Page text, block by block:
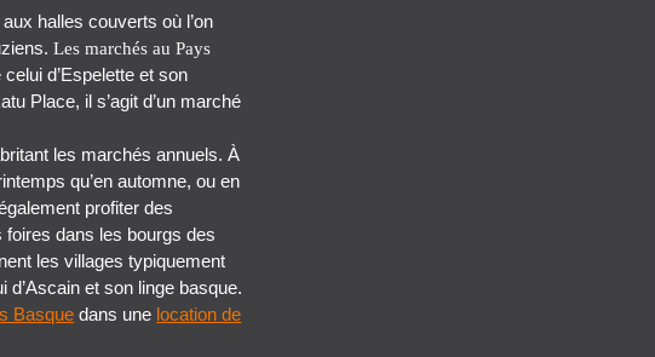
halles couverts où l’on
Les marchés au Pays
d’Espelette et son
Place, il s’agit d’un marché
les marchés annuels. À
qu’en automne, ou en
profiter des
dans les bourgs des
les villages typiquement
et son linge basque.
Basque dans une location de